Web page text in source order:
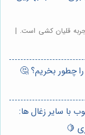
قلیان کشی است. |
چطور بخریم؟ 🤔
با سایر زغال ها:
🍋